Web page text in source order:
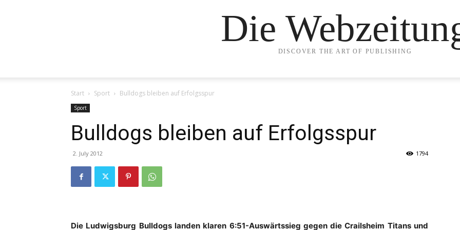
Die
DISCOVER THE ART OF PUBLISHING
Start Sport Bulldogs bleiben auf Erfolgsspur
Sport
Bulldogs bleiben auf Erfolgsspur
2. July 2012 1794
Die Ludwigsburg Bulldogs landen klaren 6:51-Auswärtssieg gegen die Crailsheim Titans und